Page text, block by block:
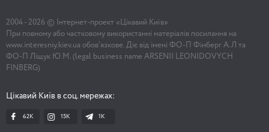
2004 - 2026 © Інтернет-проект «Цікавий Київ»
При повному або частковому використанні матеріалів посилання на
www.interesniy.kiev.ua обов'язкове. Діє від імені ФО-П Фінберг А.Л та
ФО-П Ліщук Ю.М. (legal business name ARSENII LEONIDOVYCH
FINBERG)
Цікавий Київ в соц. мережах:
62K 15K 1К